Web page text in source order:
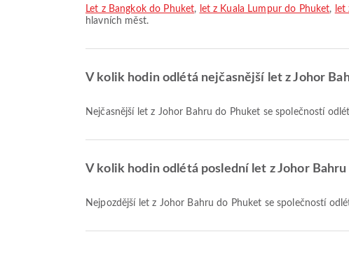
let z Bangkok do Phuket, let z Kuala Lumpur do Phuket, let
hlavních měst.
V kolik hodin odlétá nejčasnější let z Johor
Nejčasnější let z Johor Bahru do Phuket se společností
V kolik hodin odlétá poslední let z Johor
Nejpozdější let z Johor Bahru do Phuket se společností